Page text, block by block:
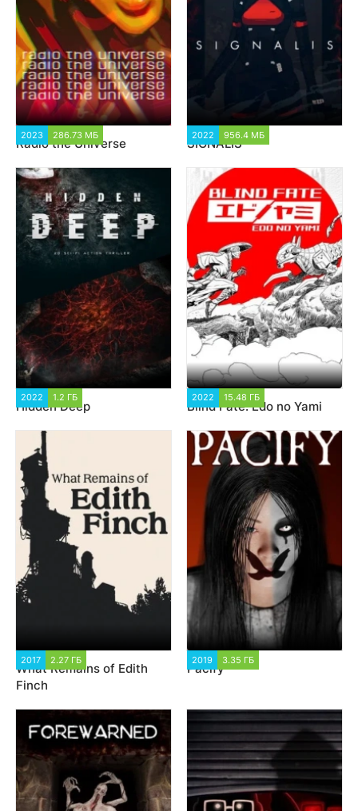
2023 286.73 МБ
Radio the Universe
2022 956.4 МБ
SIGNALIS
2022 1.2 ГБ
Hidden Deep
2022 15.48 ГБ
Blind Fate: Edo no Yami
2017 2.27 ГБ
What Remains of Edith
Finch
2019 3.35 ГБ
Pacify